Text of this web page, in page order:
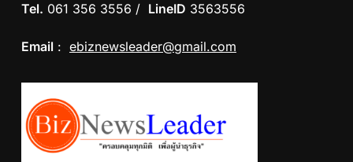
Tel. 061 356 3556 / LineID 3563556
Email : ebiznewsleader@gmail.com